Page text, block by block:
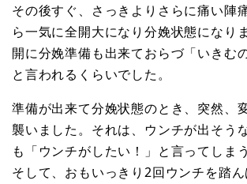
その後すぐ、さっきよりさらに痛い陣
ら一気に全開大になり分娩状態になり
開に分娩準備も出来ておらづ「いきむ
と言われるくらいでした。
準備が出来て分娩状態のとき、突然、
襲いました。それは、ウンチが出そう
も「ウンチがしたい！」と言ってしま
そして、おもいっきり2回ウンチを踏